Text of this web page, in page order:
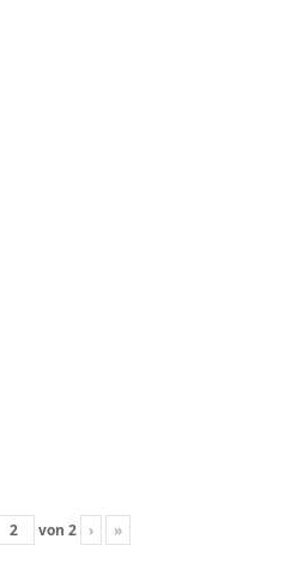
von 2 › »